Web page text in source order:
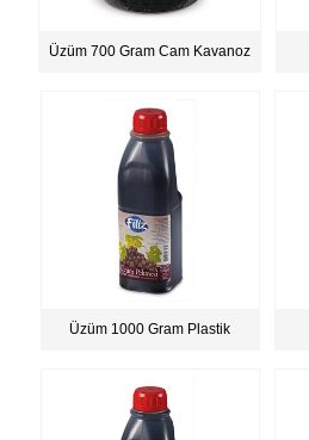
Üzüm 700 Gram Cam Kavanoz
Üzüm 1000 Gram Plastik